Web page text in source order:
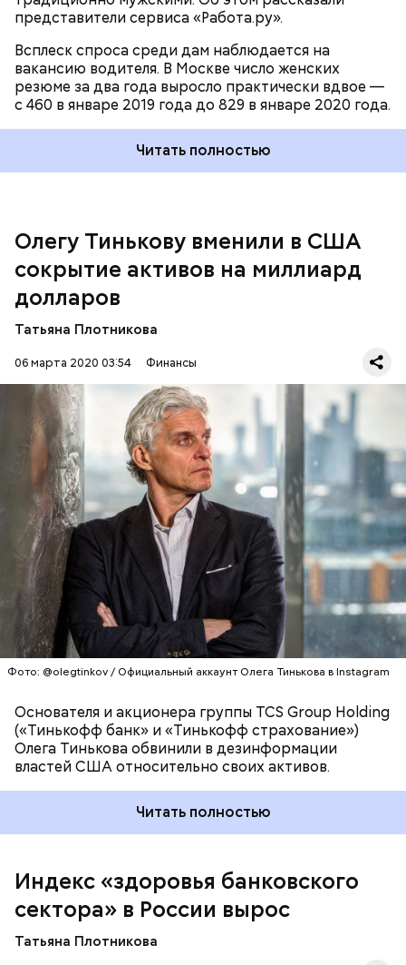
представители сервиса «Работа.ру».
Всплеск спроса среди дам наблюдается на
вакансию водителя. В Москве число женских
резюме за два года выросло практически вдвое —
с 460 в январе 2019 года до 829 в январе 2020 года.
Читать полностью
Олегу Тинькову вменили в США
сокрытие активов на миллиард
долларов
Татьяна Плотникова
06 марта 2020 03:54 Финансы
Фото: @olegtinkov / Официальный аккаунт Олега Тинькова в Instagram
Основателя и акционера группы TCS Group Holding
(«Тинькофф банк» и «Тинькофф страхование»)
Олега Тинькова обвинили в дезинформации
властей США относительно своих активов.
Тинькову предъявили обвинение по двум пунктам:
сокрытие активов при отказе от гражданства
США и мошенничество с налогами.
Соответствующее обвинительное заключение
было направлено в федеральный суд Северного
округа штата Калифорния еще в сентябре 2019
года, однако американское министерство
юстиции обнародовало детали только сейчас.
Читать полностью
НАЛОГИ США
Индекс «здоровья банковского
сектора» в России вырос
Татьяна Плотникова
Аналитики также отмечают ускорение
консолидации банковского сектора, о чем
свидетельствуют 12 реорганизаций в течение 2019
года.
В целом 38 банков в России находятся в зоне
повышенного риска дефолта в течение года,
полагают эксперты.
Наряду с этим аналитики не ожидают
значительной миграции кредитных организаций с
низкой оценкой кредитоспособности в зону с
более высокими уровнями рейтинга, сообщает